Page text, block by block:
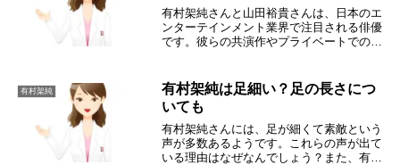
有村架純さんと山田裕貴さんは、日本のエ
ンターテインメント業界で注目される俳優
です。彼らの共演作やプライベートでの関
仲良しと言われる理由、仕事に対する思い
入れの共通点...
有村架純
有村架純は足細い？足の長さにつ
いても
有村架純さんには、足が細くて素敵という
声が多数あるようです。これらの声が出て
いる理由はなぜなんでしょう？また、有村